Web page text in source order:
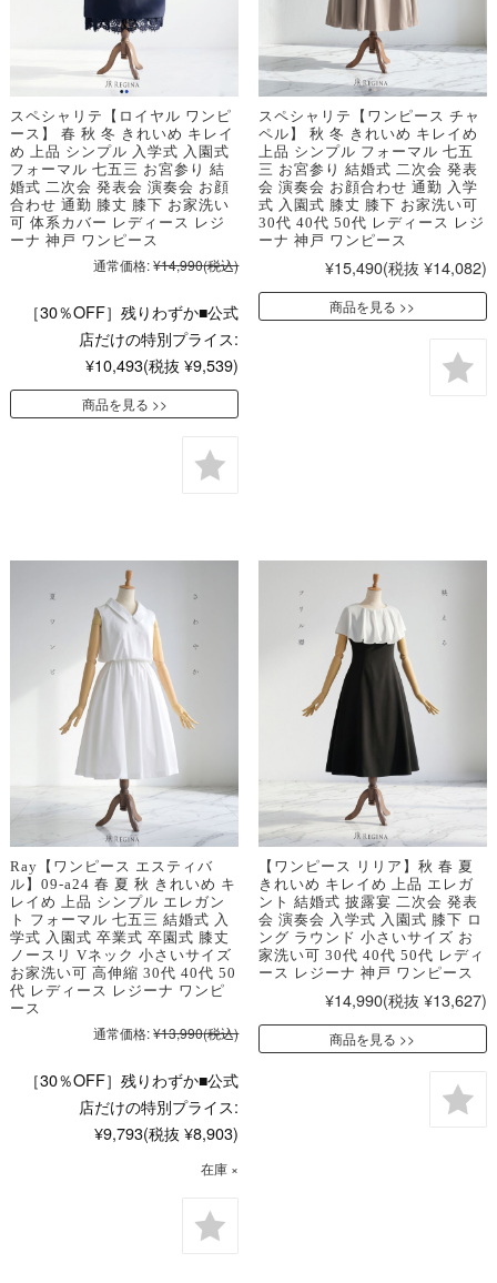
スペシャリテ【ロイヤル ワンピ
ース】 春 秋 冬 きれいめ キレイ
め 上品 シンプル 入学式 入園式
フォーマル 七五三 お宮参り 結
婚式 二次会 発表会 演奏会 お顔
合わせ 通勤 膝丈 膝下 お家洗い
可 体系カバー レディース レジ
ーナ 神戸 ワンピース
通常価格:¥14,990(税込)
［30％OFF］残りわずか■公式
店だけの特別プライス:
¥10,493(税抜 ¥9,539)
商品を見る
スペシャリテ【ワンピース チャ
ペル】 秋 冬 きれいめ キレイめ
上品 シンプル フォーマル 七五
三 お宮参り 結婚式 二次会 発表
会 演奏会 お顔合わせ 通勤 入学
式 入園式 膝丈 膝下 お家洗い可
30代 40代 50代 レディース レジ
ーナ 神戸 ワンピース
¥15,490(税抜 ¥14,082)
商品を見る
Ray【ワンピース エスティバ
ル】09-a24 春 夏 秋 きれいめ キ
レイめ 上品 シンプル エレガン
ト フォーマル 七五三 結婚式 入
学式 入園式 卒業式 卒園式 膝丈
ノースリ Vネック 小さいサイズ
お家洗い可 高伸縮 30代 40代 50
代 レディース レジーナ ワンピ
ース
通常価格:¥13,990(税込)
［30％OFF］残りわずか■公式
店だけの特別プライス:
¥9,793(税抜 ¥8,903)
在庫 ×
【ワンピース リリア】秋 春 夏
きれいめ キレイめ 上品 エレガ
ント 結婚式 披露宴 二次会 発表
会 演奏会 入学式 入園式 膝下 ロ
ング ラウンド 小さいサイズ お
家洗い可 30代 40代 50代 レディ
ース レジーナ 神戸 ワンピース
¥14,990(税抜 ¥13,627)
商品を見る